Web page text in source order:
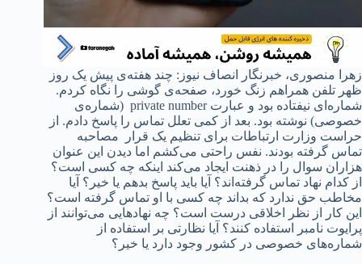
زهرا منصوری، خبرنگار انصاف نیوز: چند هفته‌ی پیش یک روز
ظهر تلفن همراهم زنگ خورد، صفحه‌ی گوشی را نگاه کردم.
شماره‌ای نیفتاده بود و عبارت private number (شماره‌ی
خصوصی) نوشته بود. بعد از کمی تعلل تماس را پاسخ دادم. از
حراست وزارت ارتباطات برای تنظیم یک قرار مصاحبه
تماس گرفته‌ بودند. نفس راحتی می‌کشم اما دیدن این عنوان
هزاران سوال را در ذهنت ایجاد ‌می‌کند اینکه چه کسی است؟
از کدام نهاد تماس گرفته‌اند؟ آیا باید پاسخ بدهم یا خیر؟ آیا
مخاطب حق ندارد که بداند چه کسی با او تماس گرفته است؟
این کار از نظر اخلاقی درست است؟ چه نهادهایی می‌توانند از
پرایوت نامبر استفاده کنند؟ آیا نظارتی بر استفاده از
شماره‌های خصوصی در کشور وجود دارد یا خیر؟